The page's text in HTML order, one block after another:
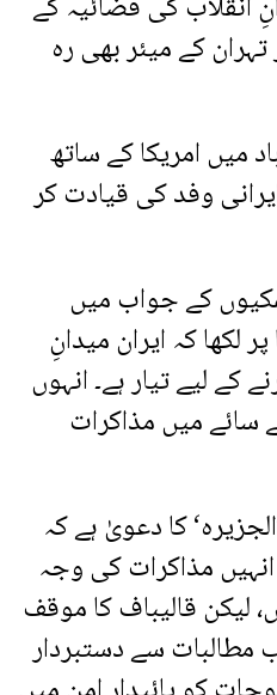
کے میئر بھی رہ
آباد میں امریکا کے ساتھ
وفد کی قیادت کر
کے جواب میں
لکھا کہ ایران میدانِ
لیے تیار ہے۔ انہوں
سائے میں مذاکرات
کا دعویٰ ہے کہ
مذاکرات کی وجہ
لیکن قالیباف کا موقف
مطالبات سے دستبردار